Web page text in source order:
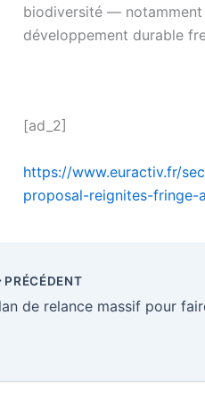
biodiversité — notamment
développement durable
[ad_2]
https://www.euractiv.fr/
proposal-reignites-fringe-
PRÉCÉDENT